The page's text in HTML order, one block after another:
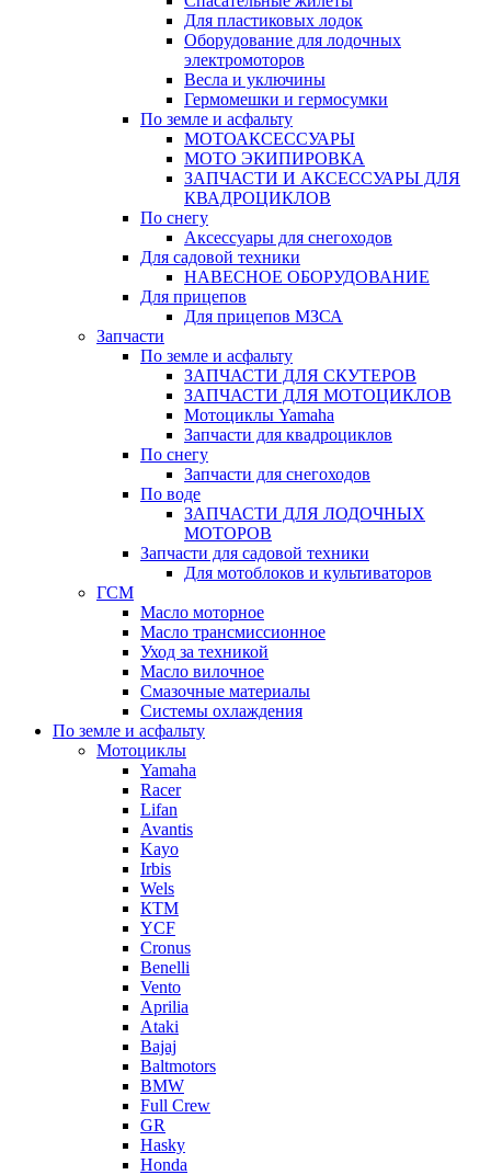
Для пластиковых лодок
Оборудование для лодочных
электромоторов
Весла и уключины
Гермомешки и гермосумки
По земле и асфальту
МОТОАКСЕССУАРЫ
МОТО ЭКИПИРОВКА
ЗАПЧАСТИ И АКСЕССУАРЫ ДЛЯ
КВАДРОЦИКЛОВ
По снегу
Аксессуары для снегоходов
Для садовой техники
НАВЕСНОЕ ОБОРУДОВАНИЕ
Для прицепов
Для прицепов МЗСА
Запчасти
По земле и асфальту
ЗАПЧАСТИ ДЛЯ СКУТЕРОВ
ЗАПЧАСТИ ДЛЯ МОТОЦИКЛОВ
Мотоциклы Yamaha
Запчасти для квадроциклов
По снегу
Запчасти для снегоходов
По воде
ЗАПЧАСТИ ДЛЯ ЛОДОЧНЫХ
МОТОРОВ
Запчасти для садовой техники
Для мотоблоков и культиваторов
ГСМ
Масло моторное
Масло трансмиссионное
Уход за техникой
Масло вилочное
Смазочные материалы
Системы охлаждения
По земле и асфальту
Мотоциклы
Yamaha
Racer
Lifan
Avantis
Kayo
Irbis
Wels
КТМ
YCF
Cronus
Benelli
Vento
Aprilia
Ataki
Bajaj
Baltmotors
BMW
Full Crew
GR
Hasky
Honda